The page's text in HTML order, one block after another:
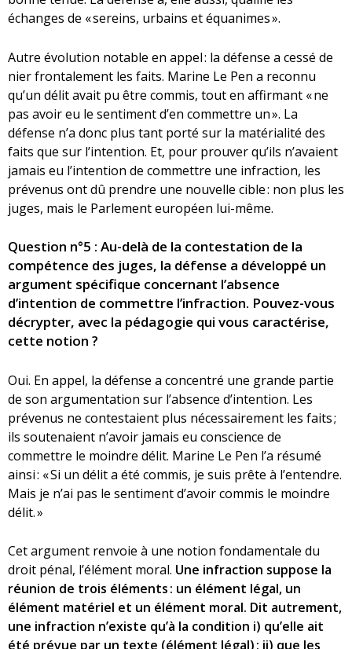
échanges de « sereins, urbains et équanimes ».
Autre évolution notable en appel : la défense a cessé de
nier frontalement les faits. Marine Le Pen a reconnu
qu’un délit avait pu être commis, tout en affirmant « ne
pas avoir eu le sentiment d’en commettre un ». La
défense n’a donc plus tant porté sur la matérialité des
faits que sur l’intention. Et, pour prouver qu’ils n’avaient
jamais eu l’intention de commettre une infraction, les
prévenus ont dû prendre une nouvelle cible : non plus les
juges, mais le Parlement européen lui-même.
Question n°5 : Au-delà de la contestation de la
compétence des juges, la défense a développé un
argument spécifique concernant l’absence
d’intention de commettre l’infraction. Pouvez-vous
décrypter, avec la pédagogie qui vous caractérise,
cette notion ?
Oui. En appel, la défense a concentré une grande partie
de son argumentation sur l’absence d’intention. Les
prévenus ne contestaient plus nécessairement les faits ;
ils soutenaient n’avoir jamais eu conscience de
commettre le moindre délit. Marine Le Pen l’a résumé
ainsi : « Si un délit a été commis, je suis prête à l’entendre.
Mais je n’ai pas le sentiment d’avoir commis le moindre
délit. »
Cet argument renvoie à une notion fondamentale du
droit pénal, l’élément moral. Une infraction suppose la
réunion de trois éléments : un élément légal, un
élément matériel et un élément moral. Dit autrement,
une infraction n’existe qu’à la condition i) qu’elle ait
été prévue par un texte (élément légal) ; ii) que les